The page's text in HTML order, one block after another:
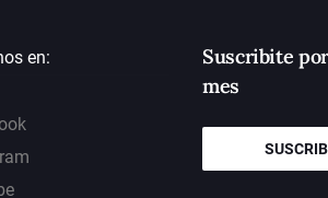
en:
Suscribite
mes